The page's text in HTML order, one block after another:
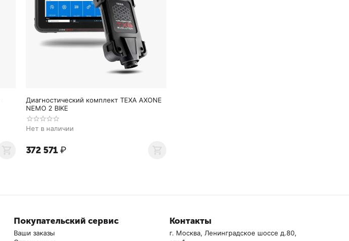
Диагностический комплект TEXA AXONE
NEMO 2 BIKE
Нет в наличии
372 571₽
Покупательский сервис
Ваши заказы
Контакты
г. Москва, Ленинградское шоссе д.80,